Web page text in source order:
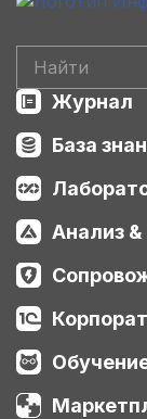
Журнал
База
Анализ